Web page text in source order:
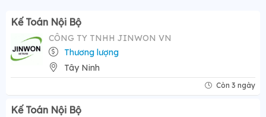
Kế Toán Nội Bộ
CÔNG TY TNHH JINWON VN
Thương lượng
Tây Ninh
Còn 3 ngày
Kế Toán Nội Bộ